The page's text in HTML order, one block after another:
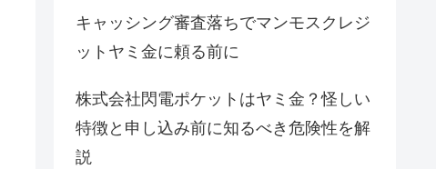
キャッシング審査落ちでマンモスクレジ
ットヤミ金に頼る前に
株式会社閃電ポケットはヤミ金？怪しい
特徴と申し込み前に知るべき危険性を解
説